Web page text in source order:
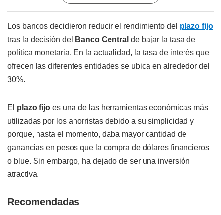
Los bancos decidieron reducir el rendimiento del plazo fijo
tras la decisión del
Banco Central de bajar la tasa de
política monetaria. En la actualidad, la tasa de interés que
ofrecen las diferentes entidades se ubica en alrededor del
30%.
El plazo fijo es una de las herramientas económicas más
utilizadas por los ahorristas debido a su simplicidad y
porque, hasta el momento, daba mayor cantidad de
ganancias en pesos que la compra de dólares financieros
o blue. Sin embargo, ha dejado de ser una inversión
atractiva.
Recomendadas